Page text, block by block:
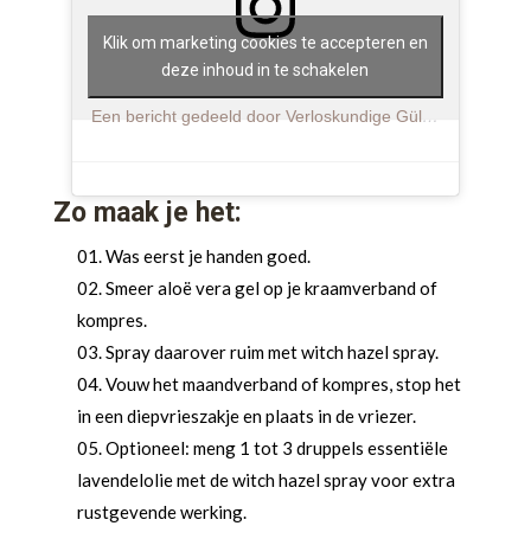
Klik om marketing cookies te accepteren en
deze inhoud in te schakelen
Zo maak je het:
Was eerst je handen goed.
Smeer aloë vera gel op je kraamverband of
kompres.
Spray daarover ruim met witch hazel spray.
Vouw het maandverband of kompres, stop het
in een diepvrieszakje en plaats in de vriezer.
Optioneel: meng 1 tot 3 druppels essentiële
lavendelolie met de witch hazel spray voor extra
rustgevende werking.